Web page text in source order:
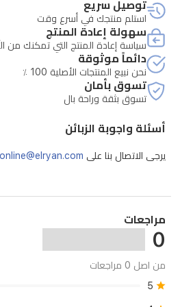
توصيل سريع
استلم منتجك في أسرع وقت
سهولة إعادة المنتج
سياسة إعادة المنتج التي تمكنك من
دائماً موثوقة
نحن نبيع المنتجات الأصلية 100 ٪
تسوق بأمان
تسوق بثقة وراحة بال
أسئلة واجوبة الزبائن
يرجى الاتصال بنا على online@elryan.com
مراجعات
0
من اصل 0 مراجعات
5